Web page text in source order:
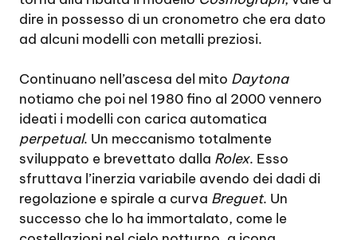
dire in possesso di un cronometro che era dato
ad alcuni modelli con metalli preziosi.
Continuano nell’ascesa del mito Daytona
notiamo che poi nel 1980 fino al 2000 vennero
ideati i modelli con carica automatica
perpetual. Un meccanismo totalmente
sviluppato e brevettato dalla Rolex. Esso
sfruttava l’inerzia variabile avendo dei dadi di
regolazione e spirale a curva Breguet. Un
successo che lo ha immortalato, come le